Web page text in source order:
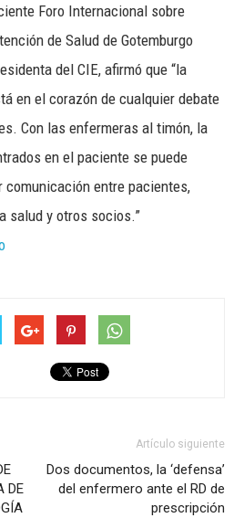
Foro Internacional sobre
de Salud de Gotemburgo
del CIE, afirmó que “la
en el corazón de cualquier debate
Con las enfermeras al timón, la
en el paciente se puede
comunicación entre pacientes,
salud y otros socios.”
DE
Artículo siguiente
Dos documentos, la ‘defensa’
del enfermero ante el RD de
prescripción